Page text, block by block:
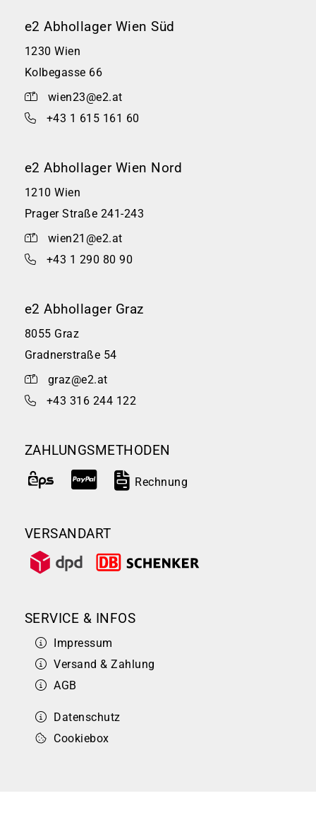
e2 Abhollager Wien Süd
1230 Wien
Kolbegasse 66
wien23@e2.at
+43 1 615 161 60
e2 Abhollager Wien Nord
1210 Wien
Prager Straße 241-243
wien21@e2.at
+43 1 290 80 90
e2 Abhollager Graz
8055 Graz
Gradnerstraße 54
graz@e2.at
+43 316 244 122
ZAHLUNGSMETHODEN
Rechnung
VERSANDART
SERVICE & INFOS
Impressum
Versand & Zahlung
AGB
Datenschutz
Cookiebox